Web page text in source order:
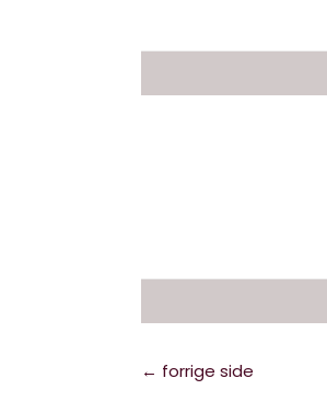
← forrige side